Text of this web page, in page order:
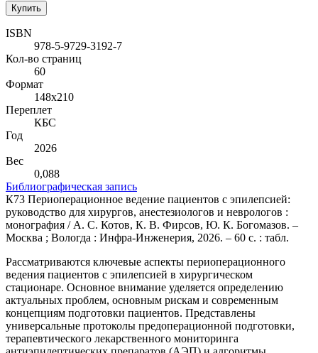
Купить
ISBN
978-5-9729-3192-7
Кол-во страниц
60
Формат
148х210
Переплет
КБС
Год
2026
Вес
0,088
Библиографическая запись
К73 Периоперационное ведение пациентов с эпилепсией:
руководство для хирургов, анестезиологов и неврологов :
монография / А. С. Котов, К. В. Фирсов, Ю. К. Богомазов. –
Москва ; Вологда : Инфра-Инженерия, 2026. – 60 с. : табл.
Рассматриваются ключевые аспекты периоперационного
ведения пациентов с эпилепсией в хирургическом
стационаре. Основное внимание уделяется определению
актуальных проблем, основным рискам и современным
концепциям подготовки пациентов. Представлены
универсальные протоколы предоперационной подготовки,
терапевтического лекарственного мониторинга